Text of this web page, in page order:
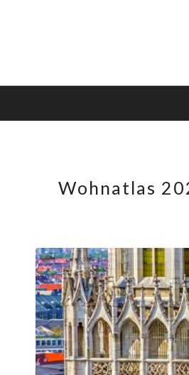
Wohnatlas